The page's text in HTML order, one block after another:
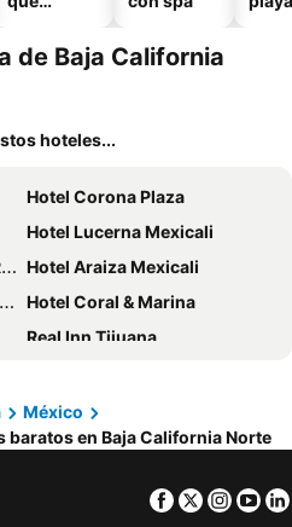
mascotas
de Baja California
hoteles...
Hotel Corona Plaza
Hotel Lucerna Mexicali
Hotel Araiza Mexicali
Hotel Coral & Marina
Real Inn Tijuana
Hotel Rose Ensenada
Hacienda Corteza
Hotel Marea Baja
México
baratos en Baja California Norte
Facebook
Twitter